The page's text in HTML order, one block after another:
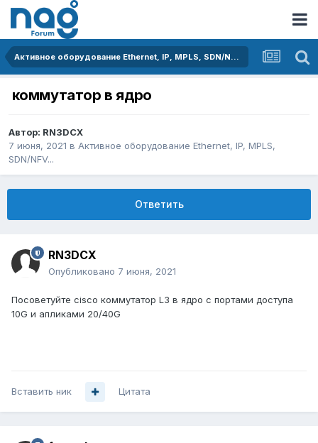
Активное оборудование Ethernet, IP, MPLS, SDN/NFV...
коммутатор в ядро
Автор: RN3DCX
7 июня, 2021 в Активное оборудование Ethernet, IP, MPLS,
SDN/NFV...
Ответить
RN3DCX
Опубликовано 7 июня, 2021
Посоветуйте cisco коммутатор L3 в ядро с портами доступа
10G и апликами 20/40G
Вставить ник Цитата